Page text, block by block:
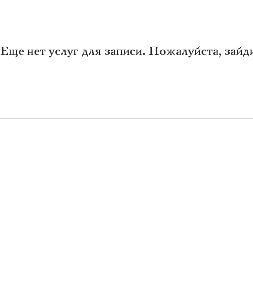
Еще нет услуг для записи. Пожалуйста,